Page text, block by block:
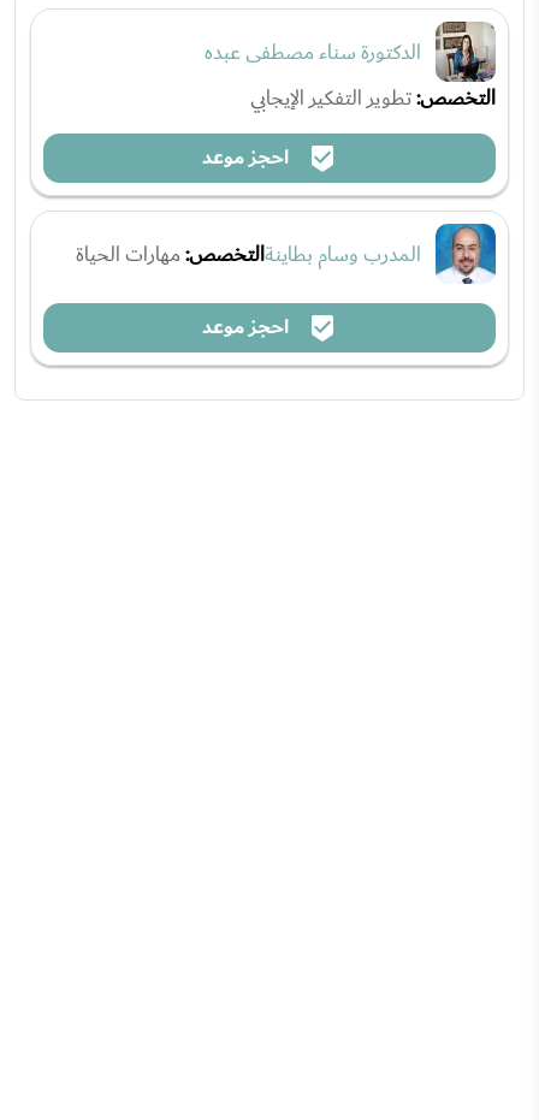
الدكتورة سناء مصطفى عبده
التخصص:تطوير التفكير الإيجابي
احجز موعد
المدرب وسام بطاينةالتخصص:مهارات الحياة
احجز موعد